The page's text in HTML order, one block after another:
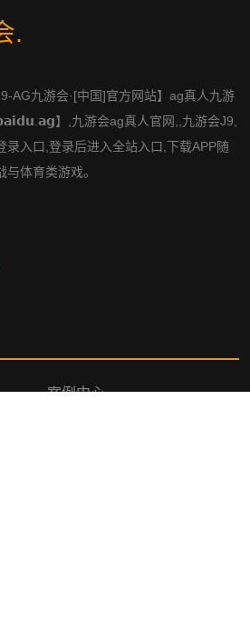
.
AG九游会·[中国]官方网站】ag真人九游
】,九游会ag真人官网,,九游会J9,
录入口,登录后进入全站入口,下载APP随
体育类游戏。
案例中心